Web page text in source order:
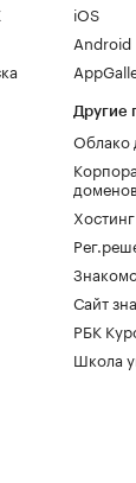
iOS
Android
Другие
Облако
доменов
Сайт
РБК
Школа